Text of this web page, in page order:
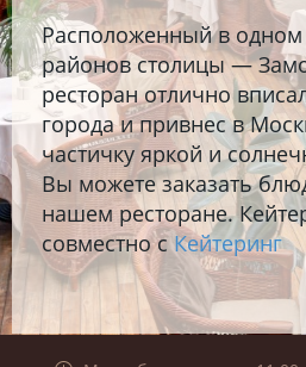
Расположенный в
районов столицы —
ресторан отлично
города и привнес в
частичку яркой и
Вы можете заказать
нашем ресторане.
совместно с Кейтеринг